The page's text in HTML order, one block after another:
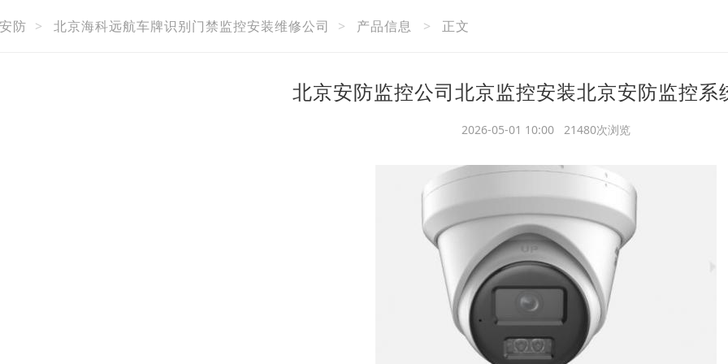
防 > 北京海科远航车牌识别门禁监控安装维修公司 > 产品信息 > 正文
北京安防监控公司北京监控安装北京安防监控系
2026-05-01 10:00 21480次浏览